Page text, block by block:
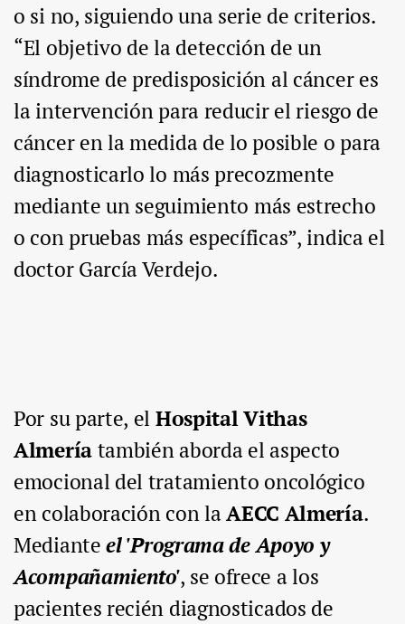
o si no, siguiendo una serie de criterios.
“El objetivo de la detección de un
síndrome de predisposición al cáncer es
la intervención para reducir el riesgo de
cáncer en la medida de lo posible o para
diagnosticarlo lo más precozmente
mediante un seguimiento más estrecho
o con pruebas más específicas”, indica el
doctor García Verdejo.
Por su parte, el Hospital Vithas
Almeríatambién aborda el aspecto
emocional del tratamiento oncológico
en colaboración con laAECC Almería.
Medianteel 'Programa de Apoyo y
Acompañamiento', se ofrece a los
pacientes recién diagnosticados de